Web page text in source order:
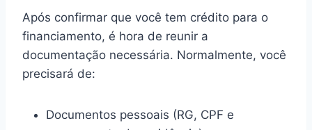
Após confirmar que você tem crédito para o
financiamento, é hora de reunir a
documentação necessária. Normalmente, você
precisará de:
Documentos pessoais (RG, CPF e